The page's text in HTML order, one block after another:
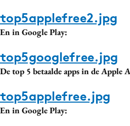
Customer Experience
Data & Insights
Digital transformation
Diversiteit
Effectiviteit
Gedragsverandering
top5applefree2.jpg
En in Google Play:
top5googlefree.jpg
De top 5 betaalde apps in de Apple
top5applefree.jpg
En in Google Play: